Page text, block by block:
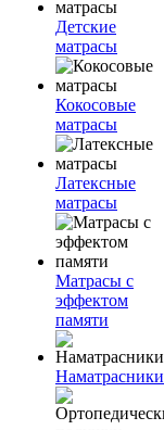
Детские
матрасы
Кокосовые
матрасы
Латексные
матрасы
Матрасы с
эффектом
памяти
Наматрасники